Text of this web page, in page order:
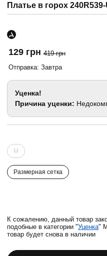
Платье в горох
129 грн 419 грн
Отправка: Завтра
Уценка!
Причина уценки:
M
Размерная сетка
К сожалению, данный товар
подобные в категории "Уценка"
товар будет снова в наличии